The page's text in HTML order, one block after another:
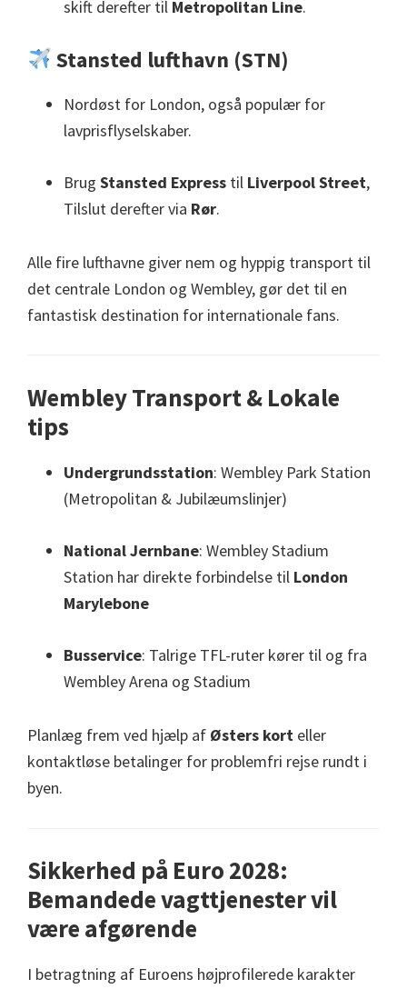
skift derefter til Metropolitan Line.
Stansted lufthavn (STN)
Nordøst for London, også populær for
lavprisflyselskaber.
Brug Stansted Express til Liverpool Street,
Tilslut derefter via Rør.
Alle fire lufthavne giver nem og hyppig transport til
det centrale London og Wembley, gør det til en
fantastisk destination for internationale fans.
Wembley Transport & Lokale
tips
Undergrundsstation: Wembley Park Station
(Metropolitan & Jubilæumslinjer)
National Jernbane: Wembley Stadium
Station har direkte forbindelse til London
Marylebone
Busservice: Talrige TFL-ruter kører til og fra
Wembley Arena og Stadium
Planlæg frem ved hjælp af Østers kort eller
kontaktløse betalinger for problemfri rejse rundt i
byen.
Sikkerhed på Euro 2028:
Bemandede vagttjenester vil
være afgørende
I betragtning af Euroens højprofilerede karakter